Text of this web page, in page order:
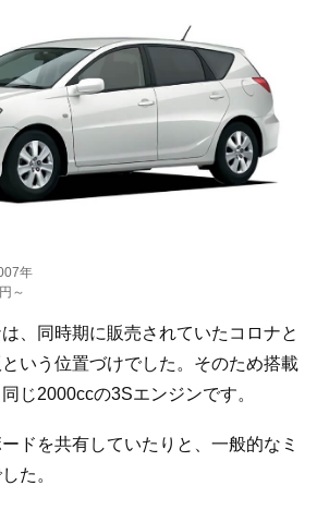
年
～
、同時期に販売されていたコロナと
いう位置づけでした。そのため搭載
じ2000ccの3Sエンジンです。
ドを共有していたりと、一般的なミ
た。